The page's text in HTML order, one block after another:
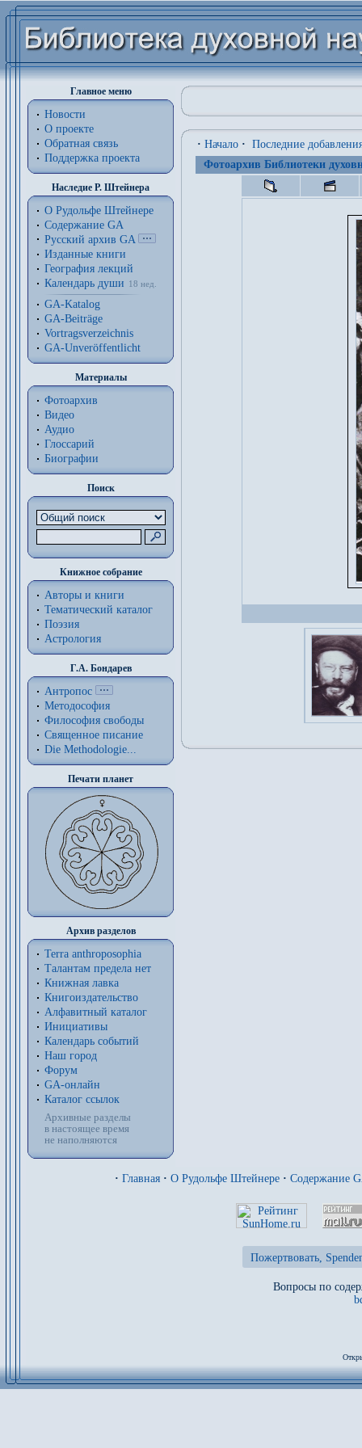
Главное меню
Новости
О проекте
Обратная связь
Поддержка проекта
Наследие Р. Штейнера
О Рудольфе Штейнере
Содержание GA
Русский архив GA
Изданные книги
География лекций
Календарь души
18 нед.
GA-Katalog
GA-Beiträge
Vortragsverzeichnis
GA-Unveröffentlicht
Материалы
Фотоархив
Видео
Аудио
Глоссарий
Биографии
Поиск
Книжное собрание
Авторы и книги
Тематический каталог
Поэзия
Астрология
Г.А. Бондарев
Антропос
Методософия
Философия cвободы
Священное писание
Die Methodologie...
Печати планет
Архив разделов
Terra anthroposophia
Талантам предела нет
Книжная лавка
Книгоиздательство
Алфавитный каталог
Инициативы
Календарь событий
Наш город
Форум
GA-онлайн
Каталог ссылок
Архивные разделы
в настоящее время
не наполняются
· Начало · Последние
Фотоархив Библиотеки
· Главная · О Рудольфе Штейнере · Содержание
Пожертвовать,
Вопросы по